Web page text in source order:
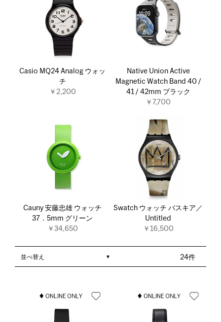
Casio MQ24 Analog ウォッ
チ
￥2,200
Native Union Active
Magnetic Watch Band 40 /
41 / 42mm ブラック
￥7,700
Cauny 安藤忠雄 ウォッチ
37．5mm グリーン
￥34,650
Swatch ウォッチ バスキア／
Untitled
￥16,500
24件
並べ替え